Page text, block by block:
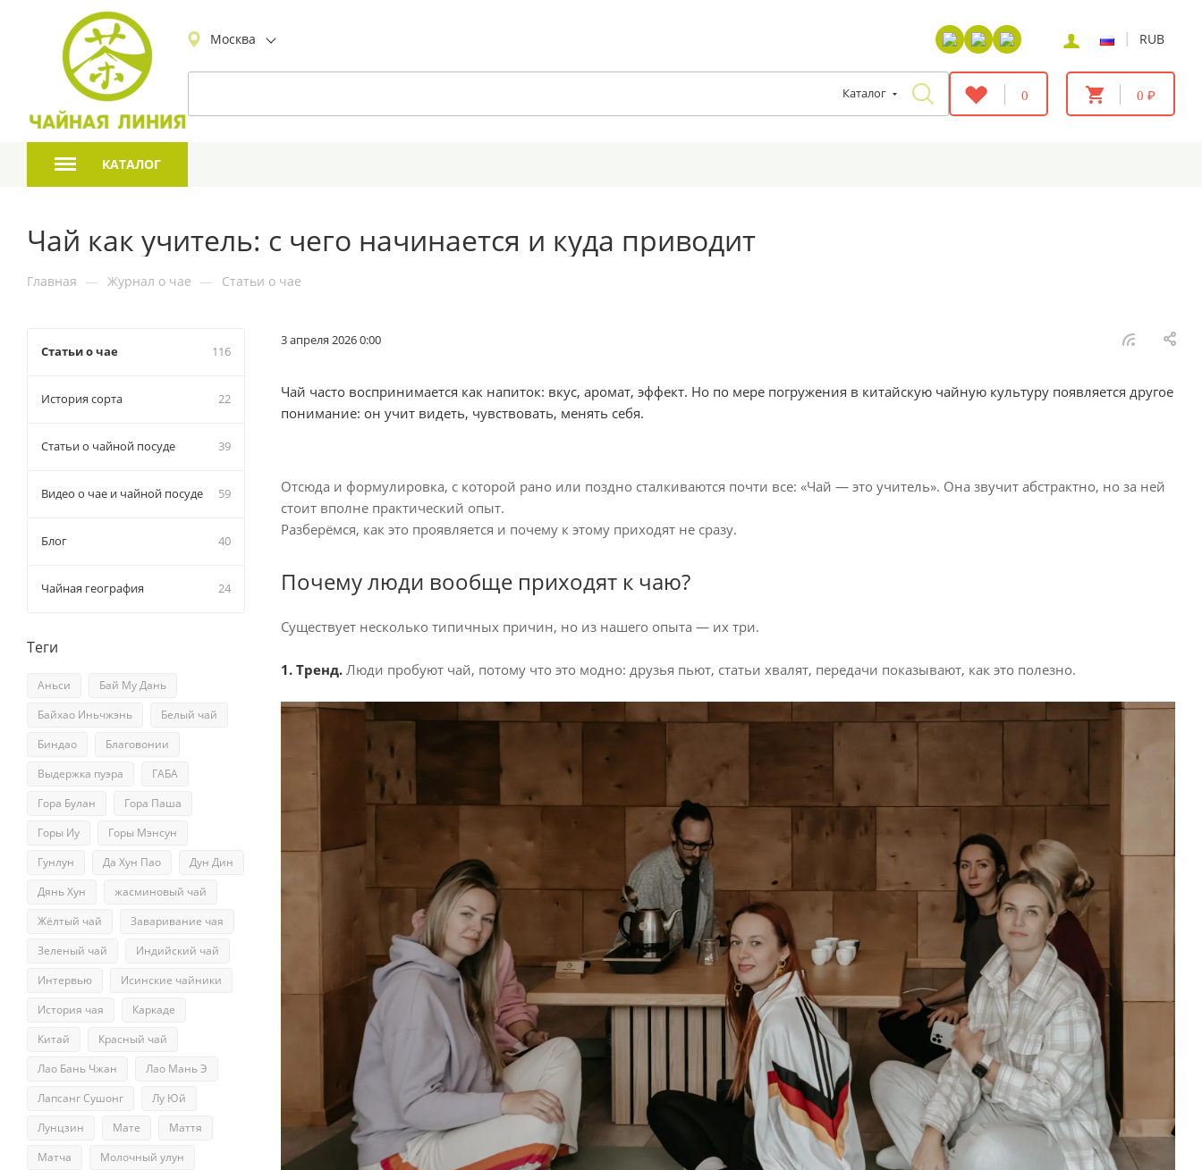
Москва | RUB
Каталог 0 0 ₽
КАТАЛОГ
Чай как учитель: с чего начинается и куда приводит
Главная — Журнал о чае — Статьи о чае
3 апреля 2026 0:00
Чай часто воспринимается как напиток: вкус, аромат, эффект. Но по мере погружения в китайскую чайную культуру появляется другое
понимание: он учит видеть, чувствовать, менять себя.
Отсюда и формулировка, с которой рано или поздно сталкиваются почти все: «Чай — это учитель». Она звучит абстрактно, но за ней
стоит вполне практический опыт.
Разберёмся, как это проявляется и почему к этому приходят не сразу.
Почему люди вообще приходят к чаю?
Существует несколько типичных причин, но из нашего опыта — их три.
1. Тренд. Люди пробуют чай, потому что это модно: друзья пьют, статьи хвалят, передачи показывают, как это полезно.
Статьи о чае 116
История сорта 22
Статьи о чайной посуде 39
Видео о чае и чайной посуде 59
Блог 40
Чайная география 24
Теги
Аньси
Бай Му Дань
Байхао Иньчжэнь
Белый чай
Биндао
Благовонии
Выдержка пуэра
ГАБА
Гора Булан
Гора Паша
Горы Иу
Горы Мэнсун
Гунлун
Да Хун Пао
Дун Дин
Дянь Хун
жасминовый чай
Жёлтый чай
Заваривание чая
Зеленый чай
Индийский чай
Интервью
Исинские чайники
История чая
Каркаде
Китай
Красный чай
Лао Бань Чжан
Лао Мань Э
Лапсанг Сушонг
Лу Юй
Лунцзин
Мате
Маття
Матча
Молочный улун